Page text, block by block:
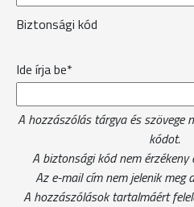
Biztonsági kód
Ide írja be*
A hozzászólás tárgya és szövege
kódot.
A biztonsági kód nem érzékeny
Az e-mail cím nem jelenik meg
A hozzászólások tartalmáért